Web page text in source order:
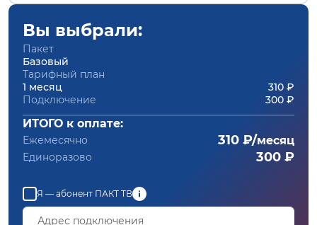
Вы выбрали:
Пакет
Базовый
Тарифный план
1 месяц
310 ₽
Подключение
300 ₽
ИТОГО к оплате:
Ежемесячно 310 ₽/месяц
Единоразово 300 ₽
Я — абонент ПАКТ ТВ